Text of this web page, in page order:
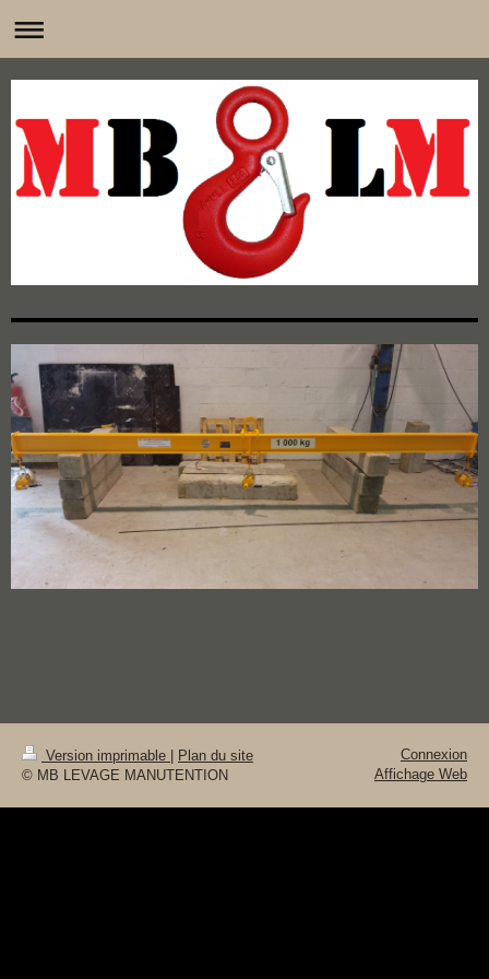
Version imprimable | Plan du site
© MB LEVAGE MANUTENTION
Connexion
Affichage Web